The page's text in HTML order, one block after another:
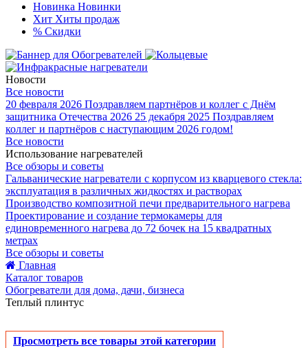
Новинка Новинки
Хит Хиты продаж
% Скидки
Новости
Все новости
20 февраля 2026 Поздравляем партнёров и коллег с Днём
защитника Отечества 2026 25 декабря 2025 Поздравляем
коллег и партнёров с наступающим 2026 годом!
Все новости
Использование нагревателей
Все обзоры и советы
Гальванические нагреватели с корпусом из кварцевого стекла:
эксплуатация в различных жидкостях и растворах
Производство композитной печи предварительного нагрева
Проектирование и создание термокамеры для
единовременного нагрева до 72 бочек на 15 квадратных
метрах
Все обзоры и советы
Главная
Каталог товаров
Обогреватели для дома, дачи, бизнеса
Теплый плинтус
Просмотреть все товары этой категории